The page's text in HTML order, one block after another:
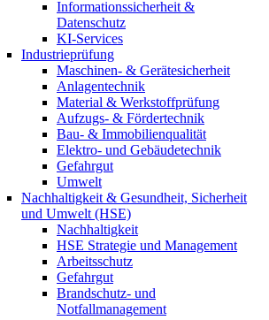
Informationssicherheit &
Datenschutz
KI-Services
Industrieprüfung
Maschinen- & Gerätesicherheit
Anlagentechnik
Material & Werkstoffprüfung
Aufzugs- & Fördertechnik
Bau- & Immobilienqualität
Elektro- und Gebäudetechnik
Gefahrgut
Umwelt
Nachhaltigkeit & Gesundheit, Sicherheit
und Umwelt (HSE)
Nachhaltigkeit
HSE Strategie und Management
Arbeitsschutz
Gefahrgut
Brandschutz- und
Notfallmanagement